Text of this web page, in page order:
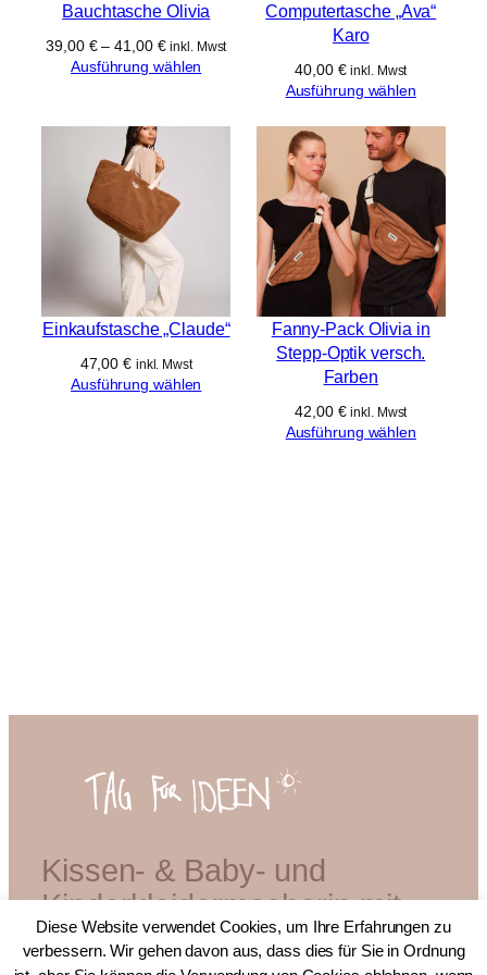
Bauchtasche Olivia
39,00 €–41,00 € inkl. Mwst
Ausführung wählen
Computertasche „Ava“
Karo
40,00 € inkl. Mwst
Ausführung wählen
Einkaufstasche „Claude“
47,00€ inkl. Mwst
Ausführung wählen
Fanny-Pack Olivia in
Stepp-Optik versch.
Farben
42,00 € inkl. Mwst
Ausführung wählen
Kissen- & Baby- und
Kinderkleidermacherin mit
Diplom
Diese Website verwendet Cookies, um Ihre Erfahrungen zu
verbessern. Wir gehen davon aus, dass dies für Sie in Ordnung